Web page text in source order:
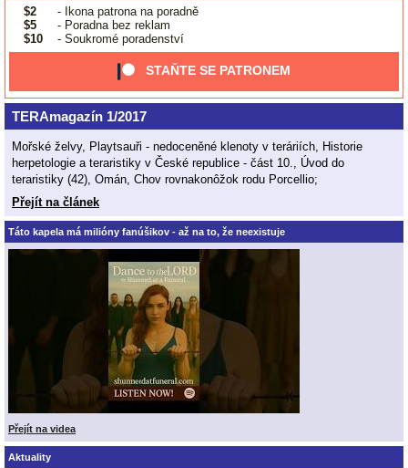
$2
- Ikona patrona na poradně
$5
- Poradna bez reklam
$10
- Soukromé poradenství
STAŇTE SE PATRONEM
TERAmagazín 1/2017
Mořské želvy, Playtsauři - nedoceněné klenoty v teráriích, Historie
herpetologie a teraristiky v České republice - část 10., Úvod do
teraristiky (42), Omán, Chov rovnakonôžok rodu Porcellio;
Přejít na článek
Táto kapela má milióny fanúšikov - až na to, že neexistuje
Přejít na videa
Aktuality